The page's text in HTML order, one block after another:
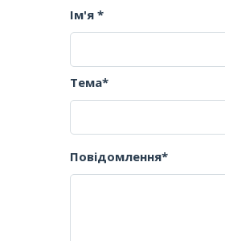
Ім'я *
Тема*
Повідомлення*